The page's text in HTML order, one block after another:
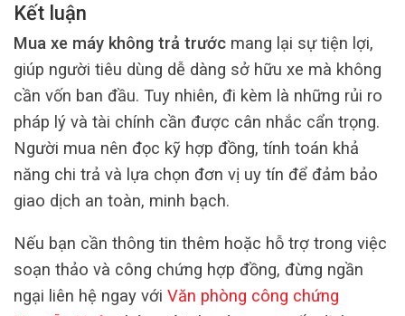
Kết luận
Mua xe máy không trả trước mang lại sự tiện lợi,
giúp người tiêu dùng dễ dàng sở hữu xe mà không
cần vốn ban đầu. Tuy nhiên, đi kèm là những rủi ro
pháp lý và tài chính cần được cân nhắc cẩn trọng.
Người mua nên đọc kỹ hợp đồng, tính toán khả
năng chi trả và lựa chọn đơn vị uy tín để đảm bảo
giao dịch an toàn, minh bạch.
Nếu bạn cần thông tin thêm hoặc hỗ trợ trong việc
soạn thảo và công chứng hợp đồng, đừng ngần
ngại liên hệ ngay với Văn phòng công chứng